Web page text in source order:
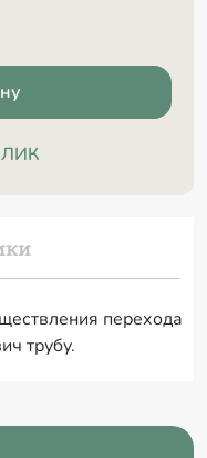
перехода
трубу.